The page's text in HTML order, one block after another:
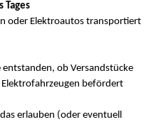
Tages
oder Elektroautos transportiert
entstanden, ob Versandstücke
befördert
erlauben (oder eventuell